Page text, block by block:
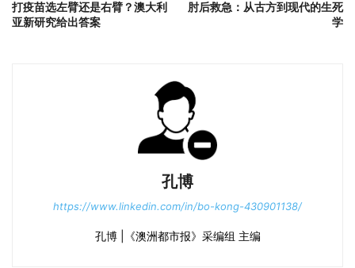
打疫苗选左臂还是右臂？澳大利
亚新研究给出答案
肘后救急：从古方到现代的生死
学
孔博
https://www.linkedin.com/in/bo-kong-430901138/
孔博 |《澳洲都市报》采编组 主编